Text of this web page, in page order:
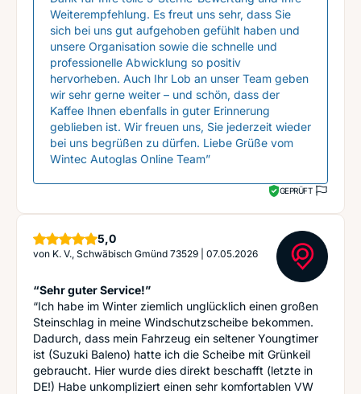
Weiterempfehlung. Es freut uns sehr, dass Sie
sich bei uns gut aufgehoben gefühlt haben und
unsere Organisation sowie die schnelle und
professionelle Abwicklung so positiv
hervorheben. Auch Ihr Lob an unser Team geben
wir sehr gerne weiter – und schön, dass der
Kaffee Ihnen ebenfalls in guter Erinnerung
geblieben ist. Wir freuen uns, Sie jederzeit wieder
bei uns begrüßen zu dürfen. Liebe Grüße vom
Wintec Autoglas Online Team”
GEPRÜFT
5,0Sterne
von K. V., Schwäbisch Gmünd 73529 07.05.2026
“Sehr guter Service!”
“Ich habe im Winter ziemlich unglücklich einen großen
Steinschlag in meine Windschutzscheibe bekommen.
Dadurch, dass mein Fahrzeug ein seltener Youngtimer
ist (Suzuki Baleno) hatte ich die Scheibe mit Grünkeil
gebraucht. Hier wurde dies direkt beschafft (letzte in
DE!) Habe unkompliziert einen sehr komfortablen VW